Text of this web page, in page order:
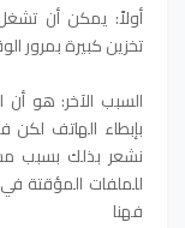
أولاً: يمكن أن
تخزين كبيرة بمرور
السبب الآخر: هو أن
بإبطاء الهاتف
نشعر بذلك بسبب
للملفات المؤقتة
فهنا